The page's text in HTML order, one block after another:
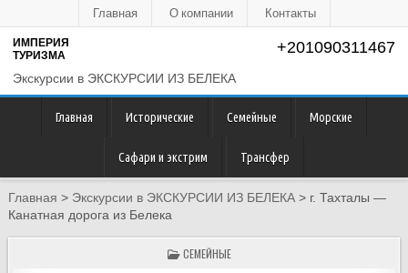
Главная О компании Контакты
ИМПЕРИЯ
ТУРИЗМА
Экскурсии в ЭКСКУРСИИ ИЗ БЕЛЕКА
+201090311467
Главная Исторические Семейные Морские
Сафари и экстрим Трансфер
Главная > Экскурсии в ЭКСКУРСИИ ИЗ БЕЛЕКА > г. Тахталы —
Канатная дорога из Белека
POSTED
СЕМЕЙНЫЕ